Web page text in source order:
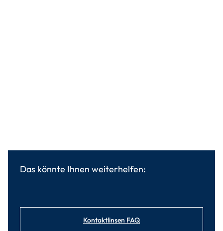
Das könnte Ihnen weiterhelfen:
Kontaktlinsen FAQ